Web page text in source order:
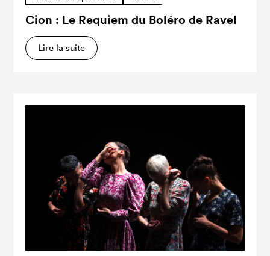
Cion : Le Requiem du Boléro de Ravel
Lire la suite